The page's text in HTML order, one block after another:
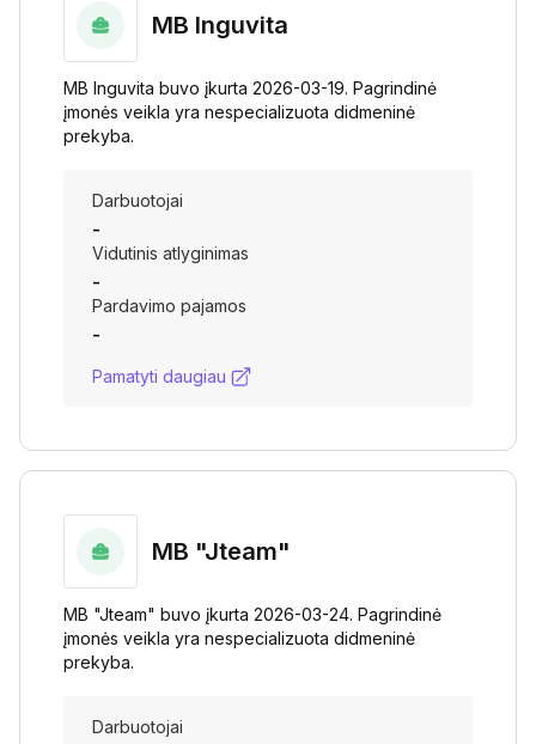
MB Inguvita
MB Inguvita buvo įkurta 2026-03-19. Pagrindinė
įmonės veikla yra nespecializuota didmeninė
prekyba.
Darbuotojai
-
Vidutinis atlyginimas
-
Pardavimo pajamos
-
Pamatyti daugiau
MB "Jteam"
MB "Jteam" buvo įkurta 2026-03-24. Pagrindinė
įmonės veikla yra nespecializuota didmeninė
prekyba.
Darbuotojai